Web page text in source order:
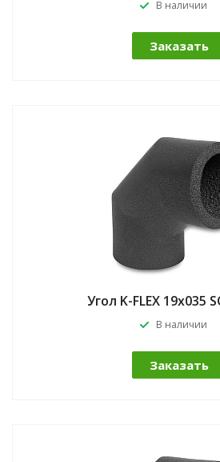
В наличии
Заказать
Угол K-FLEX 19x035
В наличии
Заказать